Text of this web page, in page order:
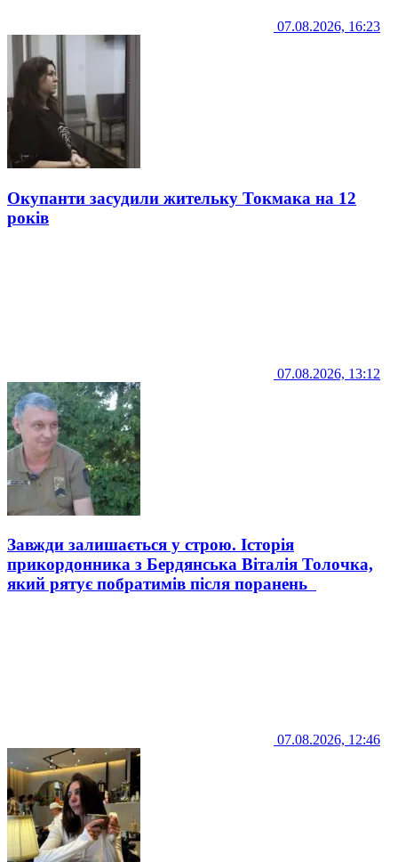
07.08.2026, 16:23
Окупанти засудили жительку Токмака на 12
років
07.08.2026, 13:12
Завжди залишається у строю. Історія
прикордонника з Бердянська Віталія Толочка,
який рятує побратимів після поранень
07.08.2026, 12:46